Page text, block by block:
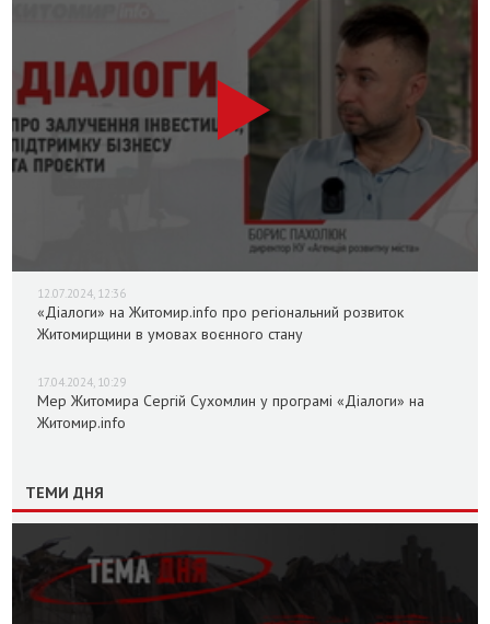
12.07.2024, 12:36
«Діалоги» на Житомир.info про регіональний розвиток
Житомирщини в умовах воєнного стану
17.04.2024, 10:29
Мер Житомира Сергій Сухомлин у програмі «Діалоги» на
Житомир.info
ТЕМИ ДНЯ